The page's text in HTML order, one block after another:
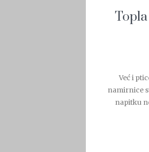
Već i
namirnice
napitku